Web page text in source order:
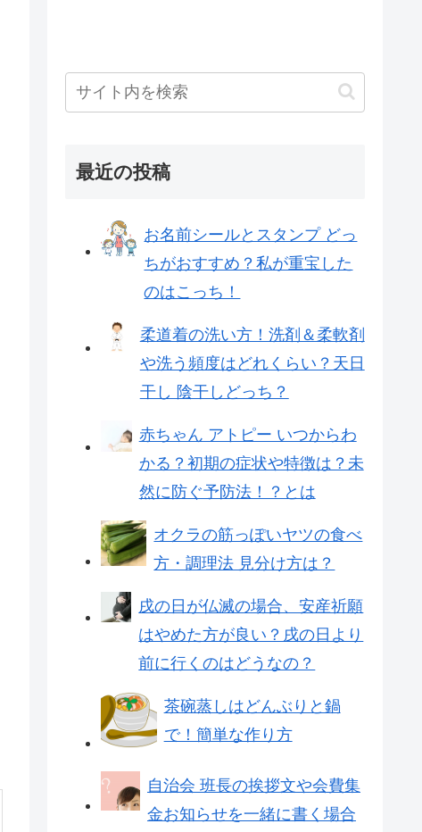
最近の投稿
お名前シールとスタンプ どっ
ちがおすすめ？私が重宝した
のはこっち！
柔道着の洗い方！洗剤＆柔軟剤
や洗う頻度はどれくらい？天日
干し 陰干しどっち？
赤ちゃん アトピー いつからわ
かる？初期の症状や特徴は？未
然に防ぐ予防法！？とは
オクラの筋っぽいヤツの食べ
方・調理法 見分け方は？
戌の日が仏滅の場合、安産祈願
はやめた方が良い？戌の日より
前に行くのはどうなの？
茶碗蒸しはどんぶりと鍋
で！簡単な作り方
自治会 班長の挨拶文や会費集
金お知らせを一緒に書く場合